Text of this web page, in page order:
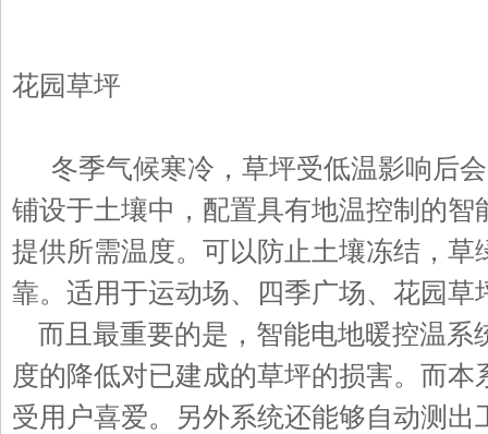
花园草坪
冬季气候寒冷，草坪受低温影响后
铺设于土壤中，配置具有地温控制的
提供所需温度。可以防止土壤冻结，
靠。适用于运动场、四季广场、花园草
而且最重要的是，智能电地暖控温系
度的降低对已建成的草坪的损害。而
受用户喜爱。另外系统还能够自动测